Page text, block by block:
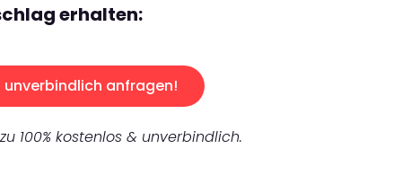
erhalten:
unverbindlich anfragen!
100% kostenlos & unverbindlich.